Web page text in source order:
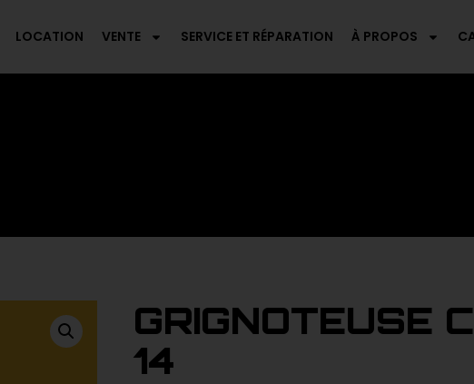
LOCATION VENTE SERVICE ET RÉPARATION À PROPOS
GRIGNOTEUSE
14